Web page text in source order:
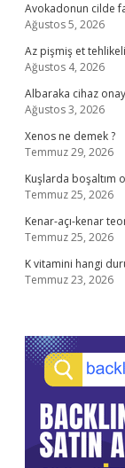
Avokadonun cilde
Ağustos 5, 2026
Az pişmiş et
Ağustos 4, 2026
Albaraka cihaz
Ağustos 3, 2026
Xenos ne demek ?
Temmuz 29, 2026
Kuşlarda boşaltım
Temmuz 25, 2026
Kenar-açı-kenar
Temmuz 25, 2026
K vitamini hangi
Temmuz 23, 2026